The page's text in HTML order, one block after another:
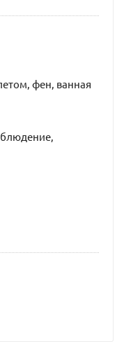
фен, ванная